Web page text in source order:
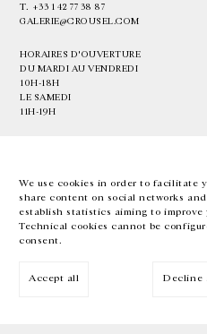
We use cookies in order to facilitate
share content on social networks
establish statistics aiming to improve
Technical cookies cannot be
consent.
Accept all Decline
T. +33 1 42 77 38 87
GALERIE@CROUSEL.COM
HORAIRES D'OUVERTURE
DU MARDI AU VENDREDI
10H-18H
LE SAMEDI
11H-19H
EN FR 中文 Facebook
Inscrivez-vous à notre newsletter